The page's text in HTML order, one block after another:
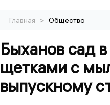
Главная > Общество
Быханов сад
щетками с
выпускному